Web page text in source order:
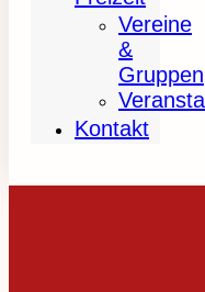
Vereine
&
Gruppen
Kontakt